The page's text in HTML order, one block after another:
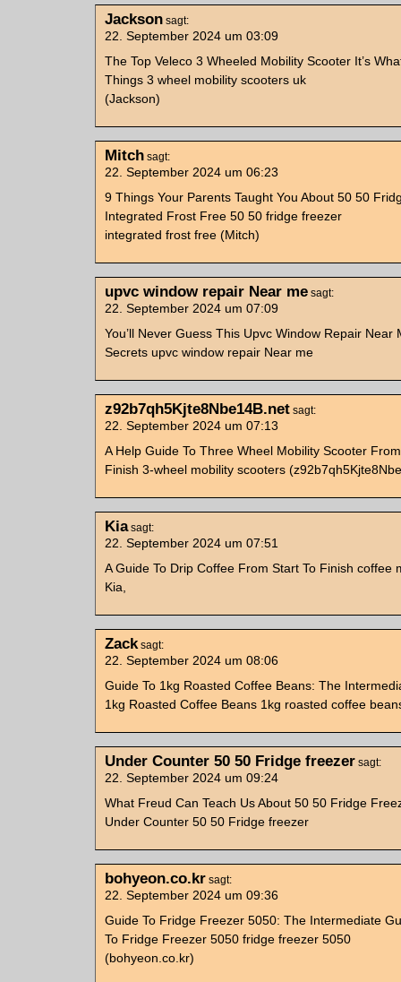
Jackson sagt:
22. September 2024 um 03:09
The Top Veleco 3 Wheeled Mobility Scooter It’s
Things 3 wheel mobility scooters uk
(Jackson)
Mitch sagt:
22. September 2024 um 06:23
9 Things Your Parents Taught You About 50 50
Integrated Frost Free 50 50 fridge freezer
integrated frost free (Mitch)
upvc window repair Near me sagt:
22. September 2024 um 07:09
You’ll Never Guess This Upvc Window Repair Near
Secrets upvc window repair Near me
z92b7qh5Kjte8Nbe14B.net sagt:
22. September 2024 um 07:13
A Help Guide To Three Wheel Mobility Scooter
Finish 3-wheel mobility scooters
Kia sagt:
22. September 2024 um 07:51
A Guide To Drip Coffee From Start To Finish coffee
Kia,
Zack sagt:
22. September 2024 um 08:06
Guide To 1kg Roasted Coffee Beans: The
1kg Roasted Coffee Beans 1kg roasted coffee
Under Counter 50 50 Fridge freezer sagt:
22. September 2024 um 09:24
What Freud Can Teach Us About 50 50 Fridge
Under Counter 50 50 Fridge freezer
bohyeon.co.kr sagt:
22. September 2024 um 09:36
Guide To Fridge Freezer 5050: The Intermediate
To Fridge Freezer 5050 fridge freezer 5050
(bohyeon.co.kr)